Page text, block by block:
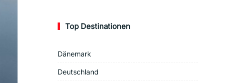
Top Destinationen
Dänemark
Deutschland